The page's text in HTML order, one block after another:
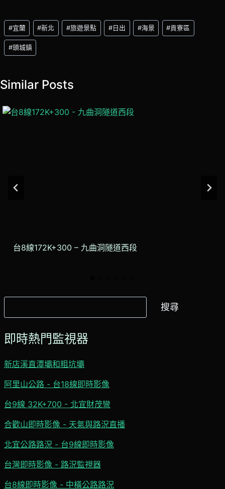
Post
Tags:
#宜蘭 #新北 #旅遊景點 #日出 #海景 #貢寮區
#頭城鎮
Similar Posts
台8線172K+300 – 九曲洞隧道西段
尋
搜尋
即時熱門監視器
新店溪直潭壩和粗坑壩
阿里山公路 - 台18線即時影像
台9線 32K+700 - 北宜財茂彎
合歡山即時影像 - 天氣與路況直播
北宜公路路況 - 台9線即時影像
台灣即時影像 - 路況監視器
台8線即時影像 - 中橫公路路況